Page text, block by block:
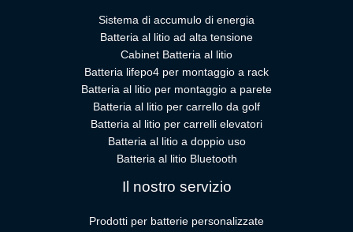
Sistema di accumulo di energia
Batteria al litio ad alta tensione
Cabinet Batteria al litio
Batteria lifepo4 per montaggio a rack
Batteria al litio per montaggio a parete
Batteria al litio per carrello da golf
Batteria al litio per carrelli elevatori
Batteria al litio a doppio uso
Batteria al litio Bluetooth
Il nostro servizio
Prodotti per batterie personalizzate